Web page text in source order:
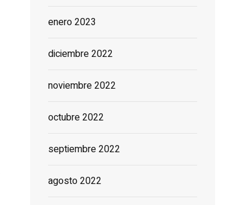
enero 2023
diciembre 2022
noviembre 2022
octubre 2022
septiembre 2022
agosto 2022